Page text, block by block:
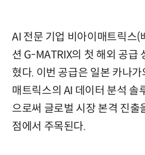
AI 전문 기업 비아이매트릭스(
션 G-MATRIX의 첫 해외 공급
혔다. 이번 공급은 일본 카나
매트릭스의 AI 데이터 분석 솔
으로써 글로벌 시장 본격 진출
점에서 주목된다.